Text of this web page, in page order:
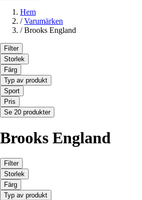
Hem
/ Varumärken
/ Brooks England
Filter
Storlek
Färg
Typ av produkt
Sport
Pris
Se 20 produkter
Brooks England
Filter
Storlek
Färg
Typ av produkt